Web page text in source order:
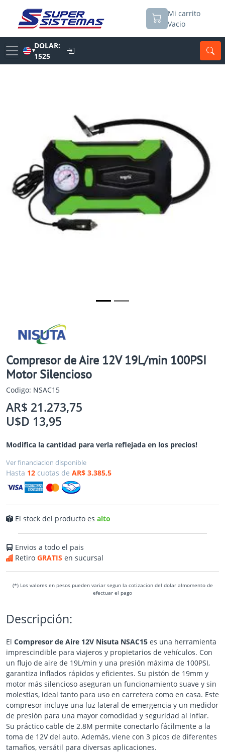
Mi carrito
Vacio
▼
DOLAR:
1525
Compresor de Aire 12V 19L/min 100PSI
Motor Silencioso
Codigo: NSAC15
AR$ 21.273,75
U$D 13,95
Modifica la cantidad para verla reflejada en los precios!
Ver financiacion disponible
Hasta 12 cuotas de AR$ 3.385,5
El stock del producto es alto
Envios a todo el pais
Retiro GRATIS en sucursal
(*) Los valores en pesos pueden variar segun la cotizacion del dolar almomento de
efectuar el pago
Descripción:
El Compresor de Aire 12V Nisuta NSAC15 es una herramienta
imprescindible para viajeros y propietarios de vehículos. Con
un flujo de aire de 19L/min y una presión máxima de 100PSI,
garantiza inflados rápidos y eficientes. Su pistón de 19mm y
motor más silencioso aseguran un funcionamiento suave y sin
molestias, ideal tanto para uso en carretera como en casa. Este
compresor incluye una luz lateral de emergencia y un medidor
de presión para una mayor comodidad y seguridad al inflar.
Su práctico cable de 2.8M permite conectarlo fácilmente a la
toma de 12V del auto. Además, viene con 3 picos de diferentes
tamaños, versátil para diversas aplicaciones.